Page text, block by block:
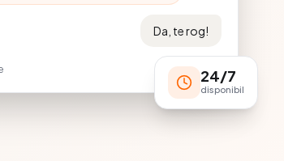
Da, te rog!
24/7
disponibil